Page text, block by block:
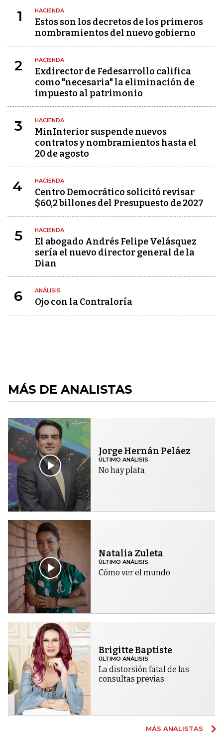
1 HACIENDA
Estos son los decretos de los primeros
nombramientos del nuevo gobierno
2 HACIENDA
Exdirector de Fedesarrollo califica
como "necesaria" la eliminación de
impuesto al patrimonio
3 HACIENDA
MinInterior suspende nuevos
contratos y nombramientos hasta el
20 de agosto
4 HACIENDA
Centro Democrático solicitó revisar
$60,2 billones del Presupuesto de 2027
5 HACIENDA
El abogado Andrés Felipe Velásquez
sería el nuevo director general de la
Dian
6 ANÁLISIS
Ojo con la Contraloría
MÁS DE ANALISTAS
Jorge Hernán Peláez
ÚLTIMO ANÁLISIS
No hay plata
Natalia Zuleta
ÚLTIMO ANÁLISIS
Cómo ver el mundo
Brigitte Baptiste
ÚLTIMO ANÁLISIS
La distorsión fatal de las
consultas previas
MÁS ANALISTAS